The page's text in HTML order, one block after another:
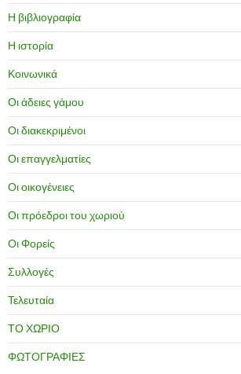
Η βιβλιογραφία
Η ιστορία
Κοινωνικά
Οι άδειες γάμου
Οι διακεκριμένοι
Οι επαγγελματίες
Οι οικογένειες
Οι πρόεδροι του χωριού
Οι Φορείς
Συλλογές
Τελευταία
ΤΟ ΧΩΡΙΟ
ΦΩΤΟΓΡΑΦΙΕΣ